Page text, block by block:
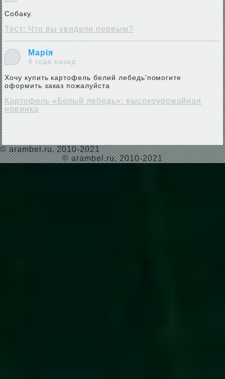
Собаку.
Тест: Что вы увидели первым?
Марія
4 года назад
Хочу купить картофель белий лебедь'помогите
оформить заказ пожалуйста
Картофель «Белый лебедь»: высокоурожайная
новинка
© arambel.ru, 2010-2021
© arambel.ru, 2010-2021